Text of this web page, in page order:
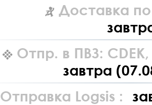
Доставка
Отпр. в ПВЗ: CDEK,
завтра
Отправка Logsis :